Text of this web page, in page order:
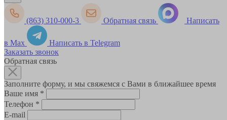
(863) 310-000-3 Обратная связь Написать
в Max
Написать в Telegram
Заказать звонок
Обратная связь
Заполните форму, и мы свяжемся с Вами в ближайшее время
Ваше имя *
Телефон *
E-mail